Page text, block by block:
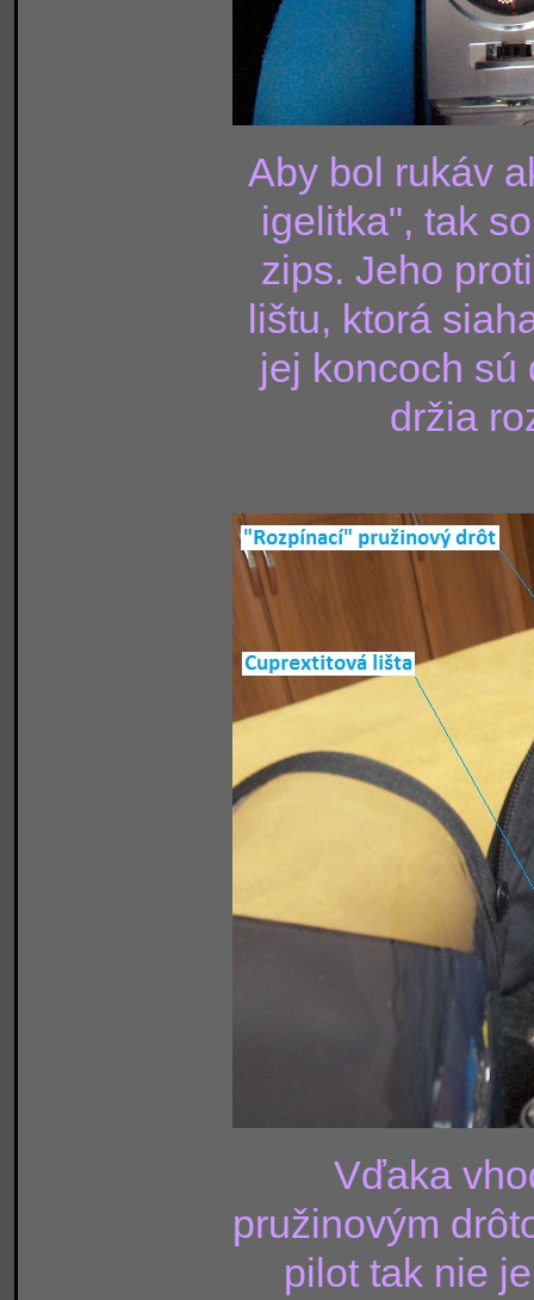
Aby bol rukáv
igelitka", tak
zips. Jeho
lištu, ktorá
jej koncoch sú
držia
Vďaka
pružinovým
pilot tak nie